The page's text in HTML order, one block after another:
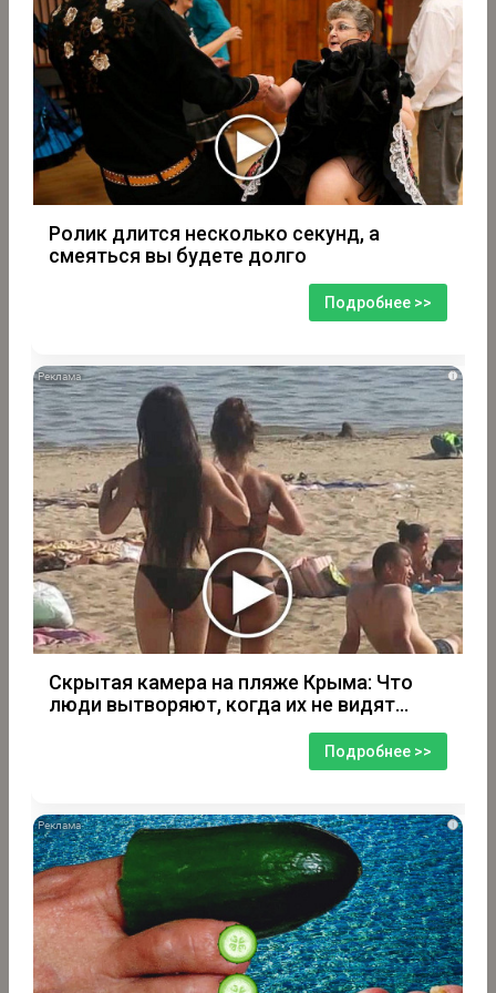
Ролик длится несколько секунд, а
смеяться вы будете долго
Подробнее >>
i
Скрытая камера на пляже Крыма: Что
люди вытворяют, когда их не видят...
Подробнее >>
i